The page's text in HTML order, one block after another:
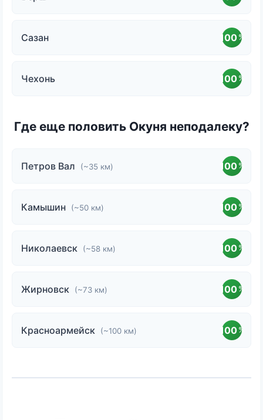
Сазан 100 %
Чехонь 100 %
Где еще половить Окуня неподалеку?
Петров Вал (~35 км) 100 %
Камышин (~50 км) 100 %
Николаевск (~58 км) 100 %
Жирновск (~73 км) 100 %
Красноармейск (~100 км) 100 %